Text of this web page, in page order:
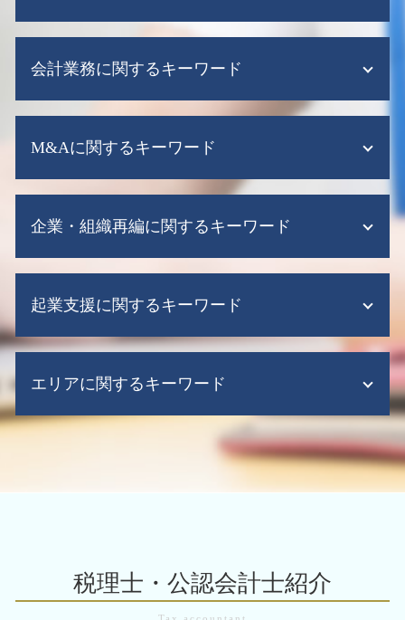
税務調査 調査期間
税務調査 流れ
税務調査とは
税務調査 いつ
税務調査 時期
赤字決算 法人税
税務申告 代行
税務 申告 税理士
税務申告 代理
税務調査 いつ来る
確定 申告 税理士 丸 投げ 費用
税務調査 事前通知なし
会計業務に関するキーワード
監査法人 税務顧問
会計ソフト クラウド
税務顧問 法人
給与計算ソフト 導入メリット
税理士 記帳代行とは
会計ソフト 無料
資金繰り表 作り方
会計ソフト
会計ソフト 弥生
税務顧問 法人 料金
税務顧問 税理士
M&Aに関するキーワード
m&a 補助金
事業 承継 と は
m&a 問題
事業譲渡 従業員
m&a 調査
m&a 会社
会社分割 メリット
のれん 償却期間 決め方
m&a とは わかりやすく
m&a メリット デメリット
企業・組織再編に関するキーワード
企業再編 方
株式交換 株式移転
企業 再構築
組織再編 m&a 違い
事業譲渡 会社分割
企業再編 組織再編
企業再生 補助金
企業再生 とは
起業支援に関するキーワード
会社設立 流れ
起業支援 会社
会社設立 株式会社 合同会社
事業の譲渡 方法
エリアに関するキーワード
会計業務 大阪市
税務顧問 大阪府
税理士・公認会計士紹介